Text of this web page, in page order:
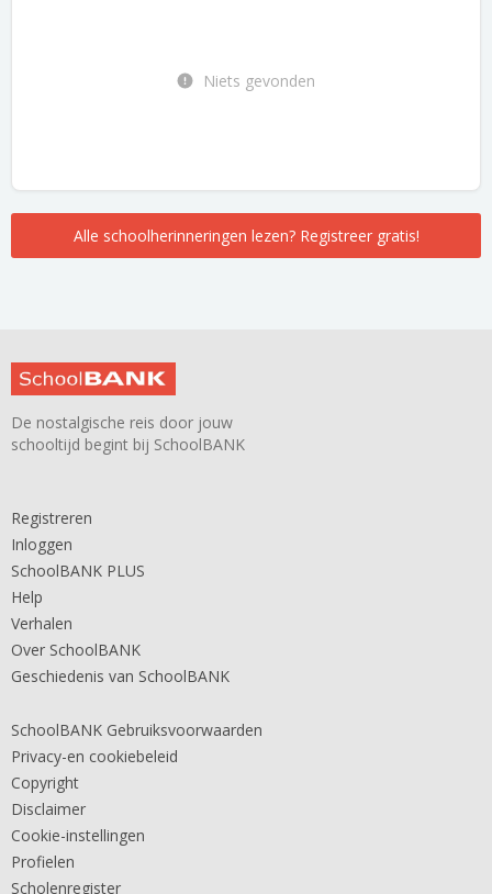
Niets gevonden
Alle schoolherinneringen lezen? Registreer gratis!
De nostalgische reis door jouw
schooltijd begint bij SchoolBANK
Registreren
Inloggen
SchoolBANK PLUS
Help
Verhalen
Over SchoolBANK
Geschiedenis van SchoolBANK
SchoolBANK Gebruiksvoorwaarden
Privacy-en cookiebeleid
Copyright
Disclaimer
Cookie-instellingen
Profielen
Scholenregister